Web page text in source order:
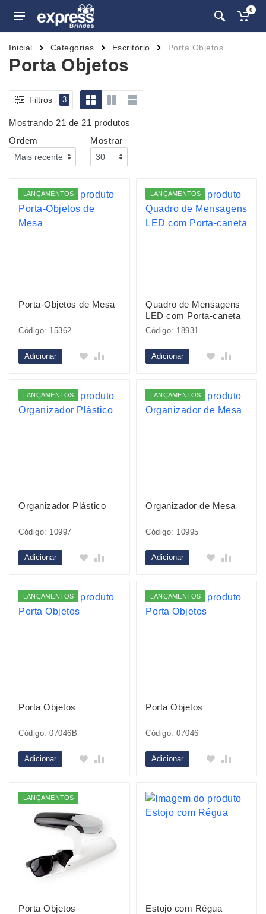
0
Inicial Categorias Escritório Porta Objetos
Porta Objetos
Filtros 3
Mostrando 21 de 21 produtos
Ordem
Mostrar
LANÇAMENTOS
Porta-Objetos de Mesa
Código: 15362
Adicionar
LANÇAMENTOS
Quadro de Mensagens
LED com Porta-caneta
Código: 18931
Adicionar
LANÇAMENTOS
Organizador Plástico
Código: 10997
Adicionar
LANÇAMENTOS
Organizador de Mesa
Código: 10995
Adicionar
LANÇAMENTOS
Porta Objetos
Código: 07046B
Adicionar
LANÇAMENTOS
Porta Objetos
Código: 07046
Adicionar
LANÇAMENTOS
Porta Objetos Estojo com Régua